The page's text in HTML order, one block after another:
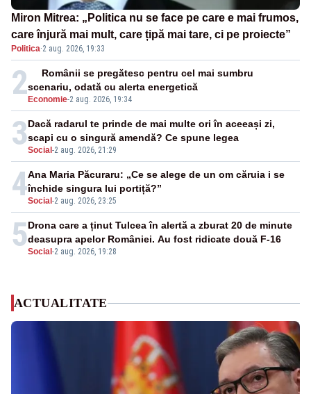
Miron Mitrea: „Politica nu se face pe care e mai frumos,
care înjură mai mult, care țipă mai tare, ci pe proiecte”
Politica·2 aug. 2026, 19:33
2 Economie-2 aug. 2026, 19:34
Românii se pregătesc pentru cel mai sumbru
scenariu, odată cu alerta energetică
3Social -2 aug. 2026, 21:29
Dacă radarul te prinde de mai multe ori în aceeași zi,
scapi cu o singură amendă? Ce spune legea
4Social -2 aug. 2026, 23:25
Ana Maria Păcuraru: „Ce se alege de un om căruia i se
închide singura lui portiță?”
5Social -2 aug. 2026, 19:28
Drona care a ținut Tulcea în alertă a zburat 20 de minute
deasupra apelor României. Au fost ridicate două F-16
ACTUALITATE